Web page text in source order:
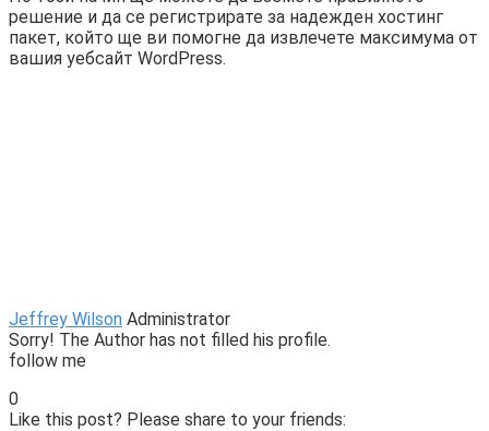
решение и да се регистрирате за надежден хостинг
пакет, който ще ви помогне да извлечете максимума от
вашия уебсайт WordPress.
Jeffrey Wilson Administrator
Sorry! The Author has not filled his profile.
follow me
0
Like this post? Please share to your friends: